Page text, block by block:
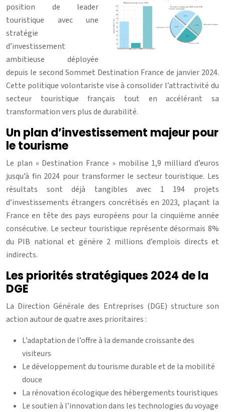
position de leader
touristique avec une
stratégie
d’investissement
ambitieuse déployée
depuis le second Sommet Destination France de janvier 2024.
Cette politique volontariste vise à consolider l’attractivité du
secteur touristique français tout en accélérant sa
transformation vers plus de durabilité.
Un plan d’investissement majeur pour
le tourisme
Le plan « Destination France » mobilise 1,9 milliard d’euros
jusqu’à fin 2024 pour transformer le secteur touristique. Les
résultats sont déjà tangibles avec 1 194 projets
d’investissements étrangers concrétisés en 2023, plaçant la
France en tête des pays européens pour la cinquième année
consécutive. Le secteur touristique représente désormais 8%
du PIB national et génère 2 millions d’emplois directs et
indirects.
Les priorités stratégiques 2024 de la
DGE
La Direction Générale des Entreprises (DGE) structure son
action autour de quatre axes prioritaires :
L’adaptation de l’offre à la demande croissante des
visiteurs
Le développement du tourisme durable et de la mobilité
douce
La rénovation écologique des hébergements touristiques
Le soutien à l’innovation dans les technologies du voyage